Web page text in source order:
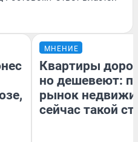
МНЕНИЕ
Квартиры
но дешевеют:
рынок
сейчас такой